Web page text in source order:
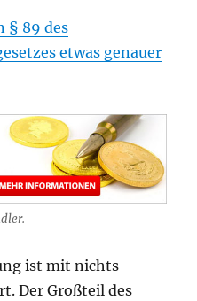
§ 89 des
etwas genauer
ist mit nichts
Der Großteil des